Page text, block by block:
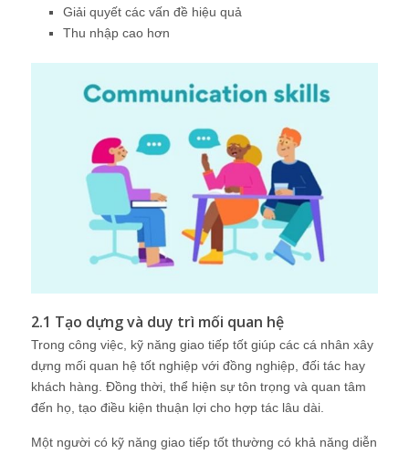
Giải quyết các vấn đề hiệu quả
Thu nhập cao hơn
2.1 Tạo dựng và duy trì mối quan hệ
Trong công việc, kỹ năng giao tiếp tốt giúp các cá nhân xây
dựng mối quan hệ tốt nghiệp với đồng nghiệp, đối tác hay
khách hàng. Đồng thời, thể hiện sự tôn trọng và quan tâm
đến họ, tạo điều kiện thuận lợi cho hợp tác lâu dài.
Một người có kỹ năng giao tiếp tốt thường có khả năng diễn